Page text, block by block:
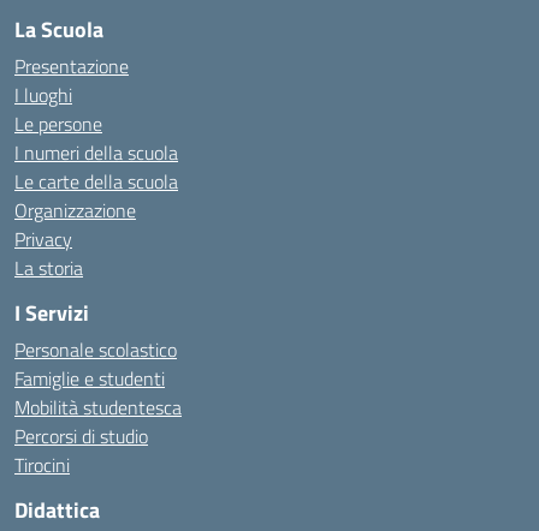
La Scuola
Presentazione
I luoghi
Le persone
I numeri della scuola
Le carte della scuola
Organizzazione
Privacy
La storia
I Servizi
Personale scolastico
Famiglie e studenti
Mobilità studentesca
Percorsi di studio
Tirocini
Didattica